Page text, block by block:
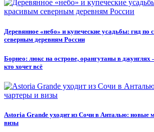
Деревянное «небо» и купеческие усадьбы: гид
северным деревням России
Борнео: люкс на острове, орангутаны в
кто хочет всё
Astoria Grande уходит из Сочи в Анталью: новые
визы